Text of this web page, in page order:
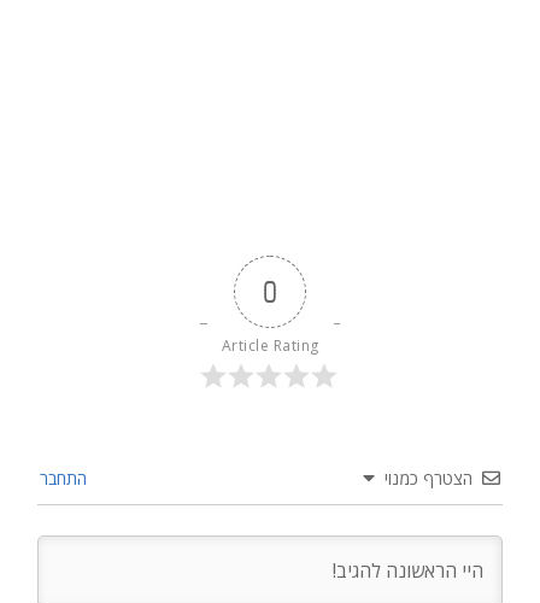
0
Article Rating
הצטרף כמנוי התחבר